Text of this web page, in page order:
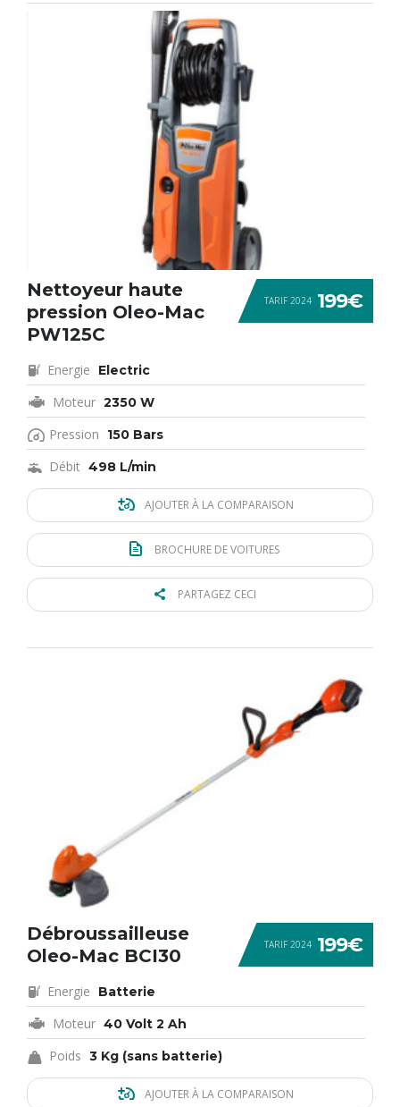
TARIF 2024 199€
Nettoyeur haute
pression Oleo-Mac
PW125C
Energie Electric
Moteur 2350 W
Pression 150 Bars
Débit 498 L/min
AJOUTER À LA COMPARAISON
BROCHURE DE VOITURES
PARTAGEZ CECI
TARIF 2024 199€
Débroussailleuse
Oleo-Mac BCI30
Energie Batterie
Moteur 40 Volt 2 Ah
Poids 3 Kg (sans batterie)
AJOUTER À LA COMPARAISON